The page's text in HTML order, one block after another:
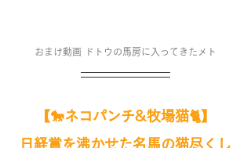
おまけ動画 ドトウの馬房に入ってきたメト
【🐎ネコパンチ&牧場猫🐈】
日経賞を沸かせた名馬の猫尽くし